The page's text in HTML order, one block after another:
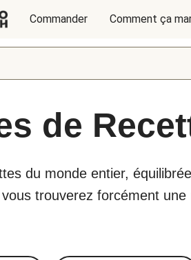
Commander Comment ça
de
du monde entier,
trouverez forcément